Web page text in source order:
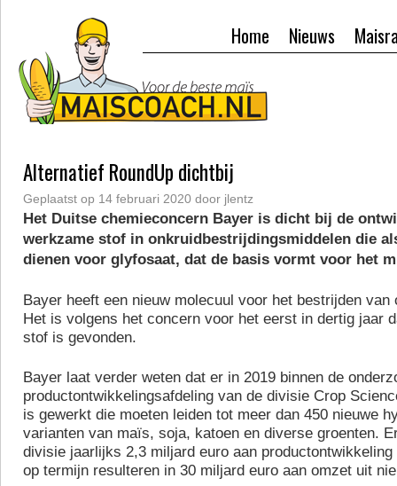
Nieuws
Home
Alternatief RoundUp dichtbij
Geplaatst op 14 februari 2020 door jlentz
Het Duitse chemieconcern Bayer is dicht bij de
werkzame stof in onkruidbestrijdingsmiddelen die
dienen voor glyfosaat, dat de basis vormt voor het
Bayer heeft een nieuw molecuul voor het bestrijden van
Het is volgens het concern voor het eerst in dertig jaar
stof is gevonden.
Bayer laat verder weten dat er in 2019 binnen de
productontwikkelingsafdeling van de divisie Crop
is gewerkt die moeten leiden tot meer dan 450 nieuwe
varianten van maïs, soja, katoen en diverse groenten.
divisie jaarlijks 2,3 miljard euro aan
op termijn resulteren in 30 miljard euro aan omzet uit